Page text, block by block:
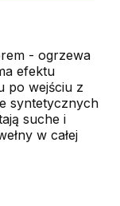
- ogrzewa
efektu
po wejściu z
syntetycznych
suche i
w całej